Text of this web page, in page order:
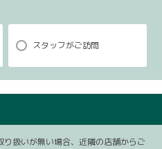
スタッフがご訪問
扱いが無い場合、近隣の店舗からご